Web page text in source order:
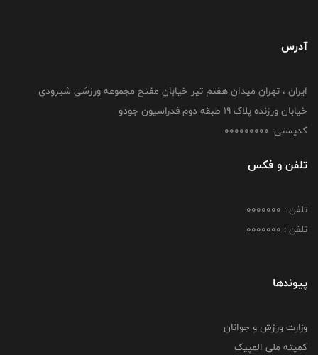
آدرس
ایران ، تهران میدان هفتم تیر خیابان مفتح مجموعه ورزشی شیرودی
خیابان ورزنده پلاک ۱۹ طبقه دوم فدراسیون جودو
کدپستی: 000000000
تلفن و فکس
تلفن : 0000000
تلفن : 0000000
پیوندها
وزارت ورزش و جوانان
کمیته ملی المپیک